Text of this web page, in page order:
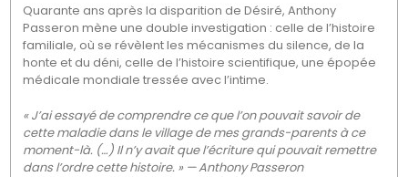
Quarante ans après la disparition de Désiré, Anthony
Passeron mène une double investigation : celle de l’histoire
familiale, où se révèlent les mécanismes du silence, de la
honte et du déni, celle de l’histoire scientifique, une épopée
médicale mondiale tressée avec l’intime.
« J’ai essayé de comprendre ce que l’on pouvait savoir de
cette maladie dans le village de mes grands-parents à ce
moment-là. (…) Il n’y avait que l’écriture qui pouvait remettre
dans l’ordre cette histoire. » — Anthony Passeron